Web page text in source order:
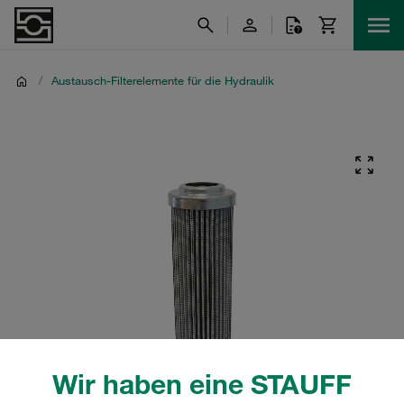
Wir haben eine STAUFF
/ Austausch-Filterelemente für die Hydraulik